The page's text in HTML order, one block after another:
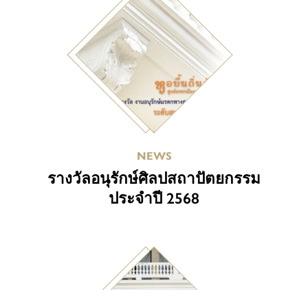
NEWS
รางวัลอนุรักษ์ศิลปสถาปัตยกรรม
ประจำปี 2568